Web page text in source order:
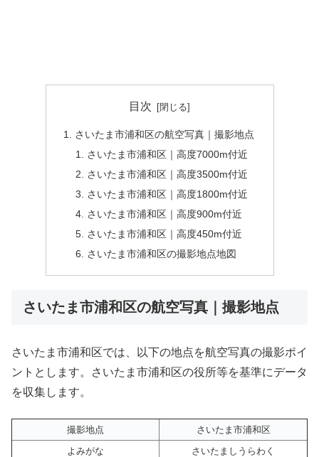
目次
さいたま市浦和区の航空写真｜撮影地点
さいたま市浦和区｜高度7000m付近
さいたま市浦和区｜高度3500m付近
さいたま市浦和区｜高度1800m付近
さいたま市浦和区｜高度900m付近
さいたま市浦和区｜高度450m付近
さいたま市浦和区の撮影地点地図
さいたま市浦和区の航空写真｜撮影地点
さいたま市浦和区では、以下の地点を航空写真の撮影ポイ
ントとします。さいたま市浦和区の役所等を基準にデータ
を収集します。
撮影地点
さいたま市浦和区
よみがな
さいたましうらわく